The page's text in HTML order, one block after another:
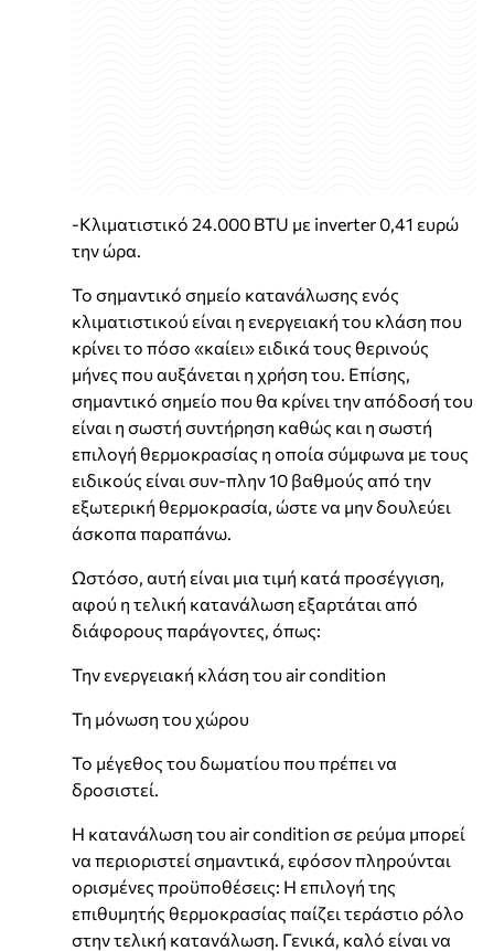
-Κλιματιστικό 24.000 BTU με inverter 0,41 ευρώ
την ώρα.
Το σημαντικό σημείο κατανάλωσης ενός
κλιματιστικού είναι η ενεργειακή του κλάση που
κρίνει το πόσο «καίει» ειδικά τους θερινούς
μήνες που αυξάνεται η χρήση του. Επίσης,
σημαντικό σημείο που θα κρίνει την απόδοσή του
είναι η σωστή συντήρηση καθώς και η σωστή
επιλογή θερμοκρασίας η οποία σύμφωνα με τους
ειδικούς είναι συν-πλην 10 βαθμούς από την
εξωτερική θερμοκρασία, ώστε να μην δουλεύει
άσκοπα παραπάνω.
Ωστόσο, αυτή είναι μια τιμή κατά προσέγγιση,
αφού η τελική κατανάλωση εξαρτάται από
διάφορους παράγοντες, όπως:
Την ενεργειακή κλάση του air condition
Τη μόνωση του χώρου
Το μέγεθος του δωματίου που πρέπει να
δροσιστεί.
Η κατανάλωση του air condition σε ρεύμα μπορεί
να περιοριστεί σημαντικά, εφόσον πληρούνται
ορισμένες προϋποθέσεις: Η επιλογή της
επιθυμητής θερμοκρασίας παίζει τεράστιο ρόλο
στην τελική κατανάλωση. Γενικά, καλό είναι να